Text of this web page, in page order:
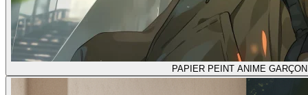
PAPIER PEINT ANIME